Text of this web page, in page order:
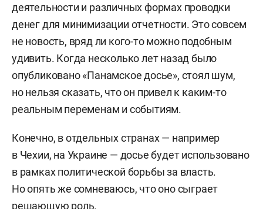
деятельности и различных формах проводки
денег для минимизации отчетности. Это совсем
не новость, вряд ли кого-то можно подобным
удивить. Когда несколько лет назад было
опубликовано «Панамское досье», стоял шум,
но нельзя сказать, что он привел к каким-то
реальным переменам и событиям.
Конечно, в отдельных странах — например
в Чехии, на Украине — досье будет использовано
в рамках политической борьбы за власть.
Но опять же сомневаюсь, что оно сыграет
решающую роль.